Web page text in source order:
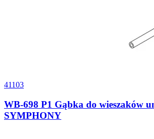
41103
WB-698 P1 Gąbka do wieszaków
SYMPHONY